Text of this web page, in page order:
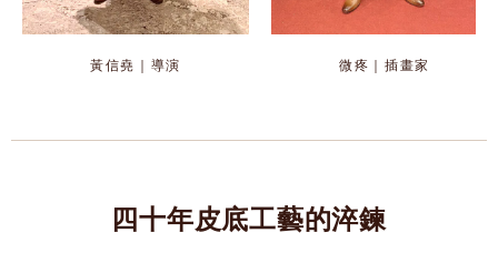
黃信堯｜導演 微疼｜插畫家
四十年皮底工藝的淬鍊